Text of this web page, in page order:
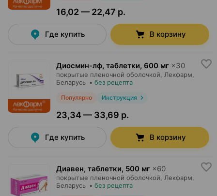
16,02 — 22,47 р.
Где купить В корзину
Диосмин-лф, таблетки, 600 мг ×30
покрытые пленочной оболочкой, Лекфарм
Беларусь • без рецепта
Популярно Инструкция
23,34 — 33,69 р.
Где купить В корзину
Диавен, таблетки, 500 мг ×60
покрытые пленочной оболочкой, Лекфарм
Беларусь • без рецепта